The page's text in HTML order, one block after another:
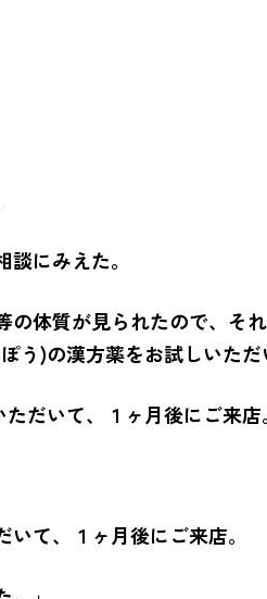
にみえた。
の体質が見られたので、そ
う)の漢方薬をお試しいただ
だいて、１ヶ月後にご来店。
て、１ヶ月後にご来店。